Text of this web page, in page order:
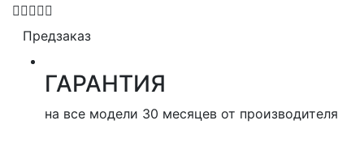
Предзаказ
ГАРАНТИЯ
на все модели 30 месяцев от производителя